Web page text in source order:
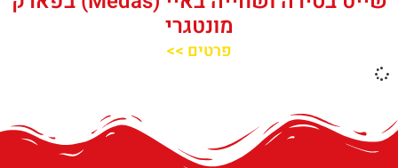
מונטגרי
פרטים >>